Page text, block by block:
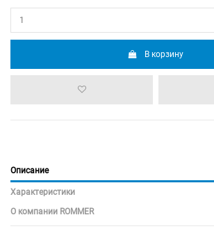
В корзину
Описание
Характеристики
О компании ROMMER